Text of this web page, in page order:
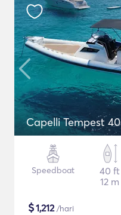
Capelli Tempest 40
Speedboat
40 ft
12 m
$1,212/hari